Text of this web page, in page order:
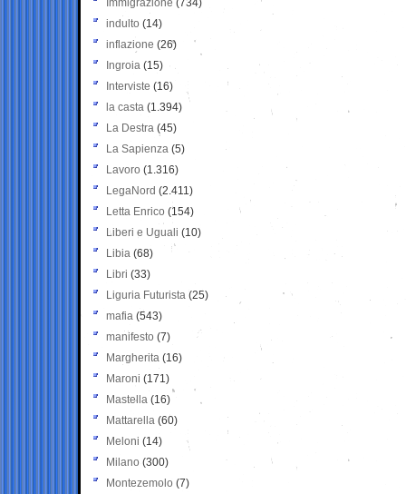
Immigrazione (734)
indulto (14)
inflazione (26)
Ingroia (15)
Interviste (16)
la casta (1.394)
La Destra (45)
La Sapienza (5)
Lavoro (1.316)
LegaNord (2.411)
Letta Enrico (154)
Liberi e Uguali (10)
Libia (68)
Libri (33)
Liguria Futurista (25)
mafia (543)
manifesto (7)
Margherita (16)
Maroni (171)
Mastella (16)
Mattarella (60)
Meloni (14)
Milano (300)
Montezemolo (7)